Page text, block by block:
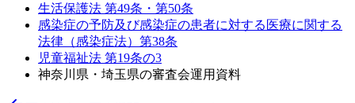
生活保護法 第49条・第50条
感染症の予防及び感染症の患者に対する医療に関する
法律（感染症法）第38条
児童福祉法 第19条の3
神奈川県・埼玉県の審査会運用資料